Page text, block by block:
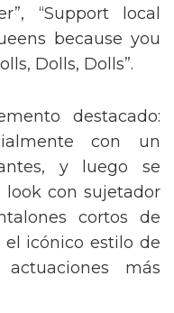
“Support local
because you
Dolls, Dolls”.
destacado:
con un
y luego se
con sujetador
cortos de
el icónico estilo de
más